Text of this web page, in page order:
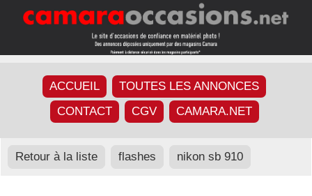
ACCUEIL
TOUTES LES ANNONCES
CONTACT
CGV CAMARA.NET
Retour à la liste flashes nikon sb 910